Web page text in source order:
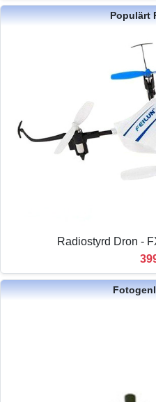
Populärt
Radiostyrd Dron -